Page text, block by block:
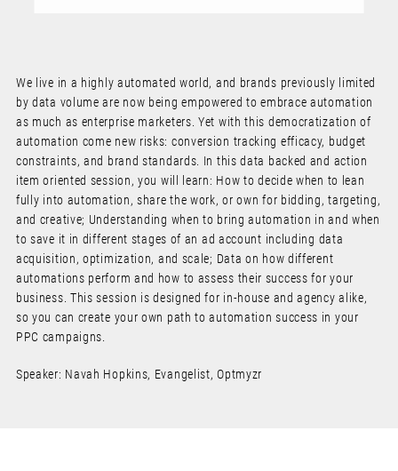
We live in a highly automated world, and brands previously limited
by data volume are now being empowered to embrace automation
as much as enterprise marketers. Yet with this democratization of
automation come new risks: conversion tracking efficacy, budget
constraints, and brand standards. In this data backed and action
item oriented session, you will learn: How to decide when to lean
fully into automation, share the work, or own for bidding, targeting,
and creative; Understanding when to bring automation in and when
to save it in different stages of an ad account including data
acquisition, optimization, and scale; Data on how different
automations perform and how to assess their success for your
business. This session is designed for in-house and agency alike,
so you can create your own path to automation success in your
PPC campaigns.
Speaker: Navah Hopkins, Evangelist, Optmyzr